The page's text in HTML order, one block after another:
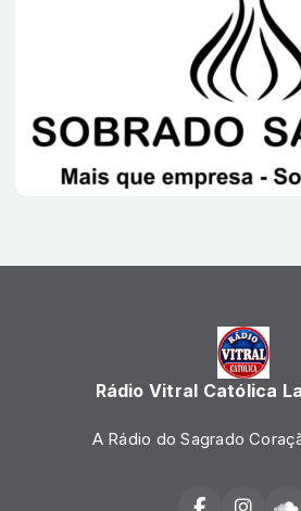
Rádio Vitral Católica
A Rádio do Sagrado